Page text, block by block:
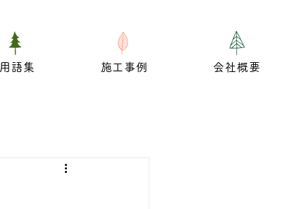
用語集 施工事例 会社概要